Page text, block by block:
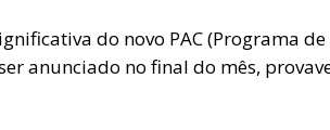
do novo PAC (Programa
anunciado no final do mês,